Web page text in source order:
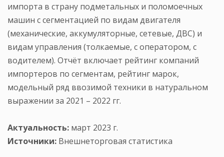
импорта в страну подметальных и поломоечных
машин с сегментацией по видам двигателя
(механические, аккумуляторные, сетевые, ДВС) и
видам управления (толкаемые, с оператором, с
водителем). Отчёт включает рейтинг компаний
импортеров по сегментам, рейтинг марок,
модельный ряд ввозимой техники в натуральном
выражении за 2021 – 2022 гг.
Актуальность: март 2023 г.
Источники: Внешнеторговая статистика